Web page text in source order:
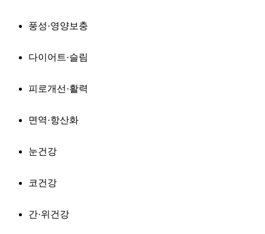
풍성·영양보충
다이어트·슬림
피로개선·활력
면역·항산화
눈건강
코건강
간·위건강